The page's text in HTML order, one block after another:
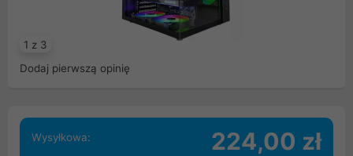
1 z 3
Dodaj pierwszą opinię
Wysyłkowa: 224,00 zł